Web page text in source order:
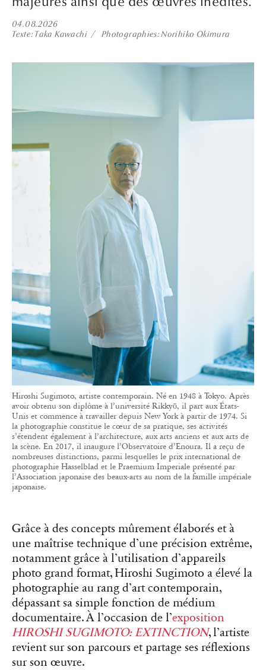
04.08.2026
Texte Taka Kawachi Photographies Norihiko Okimura
Hiroshi Sugimoto, artiste contemporain. Né en 1948 à Tokyo. Après
avoir obtenu son diplôme à l’université Rikkyō, il part aux États-
Unis et commence à travailler depuis New York à partir de 1974. Si
la photographie constitue le cœur de sa pratique, ses activités
s’étendent également à l’architecture, aux arts anciens et aux arts de
la scène. En 2017, il inaugure l’Observatoire d’Enoura. Il a reçu de
nombreuses distinctions, parmi lesquelles le prix international de
photographie Hasselblad et le Praemium Imperiale présenté par
l’Association japonaise des beaux-arts au nom de la famille impériale
japonaise.
Grâce à des concepts mûrement élaborés et à
une maîtrise technique d’une précision extrême,
notamment grâce à l’utilisation d’appareils
photo grand format, Hiroshi Sugimoto a élevé la
photographie au rang d’art contemporain,
dépassant sa simple fonction de médium
documentaire. À l’occasion de l’exposition
HIROSHI SUGIMOTO: EXTINCTION, l’artiste
revient sur son parcours et partage ses réflexions
sur son œuvre.